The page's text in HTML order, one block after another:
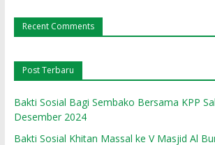
Recent Comments
Post Terbaru
Bakti Sosial Bagi Sembako Bersama KPP
Desember 2024
Bakti Sosial Khitan Massal ke V Masjid Al